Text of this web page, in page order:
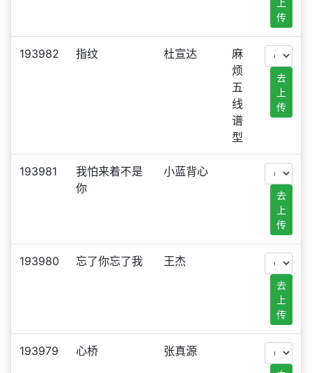
上
传
193982 指纹 杜宣达
麻
烦
五
线
谱
型
去
上
传
193981
我怕来着不是
你
小蓝背心
去
上
传
193980 忘了你忘了我 王杰
去
上
传
193979 心桥 张真源